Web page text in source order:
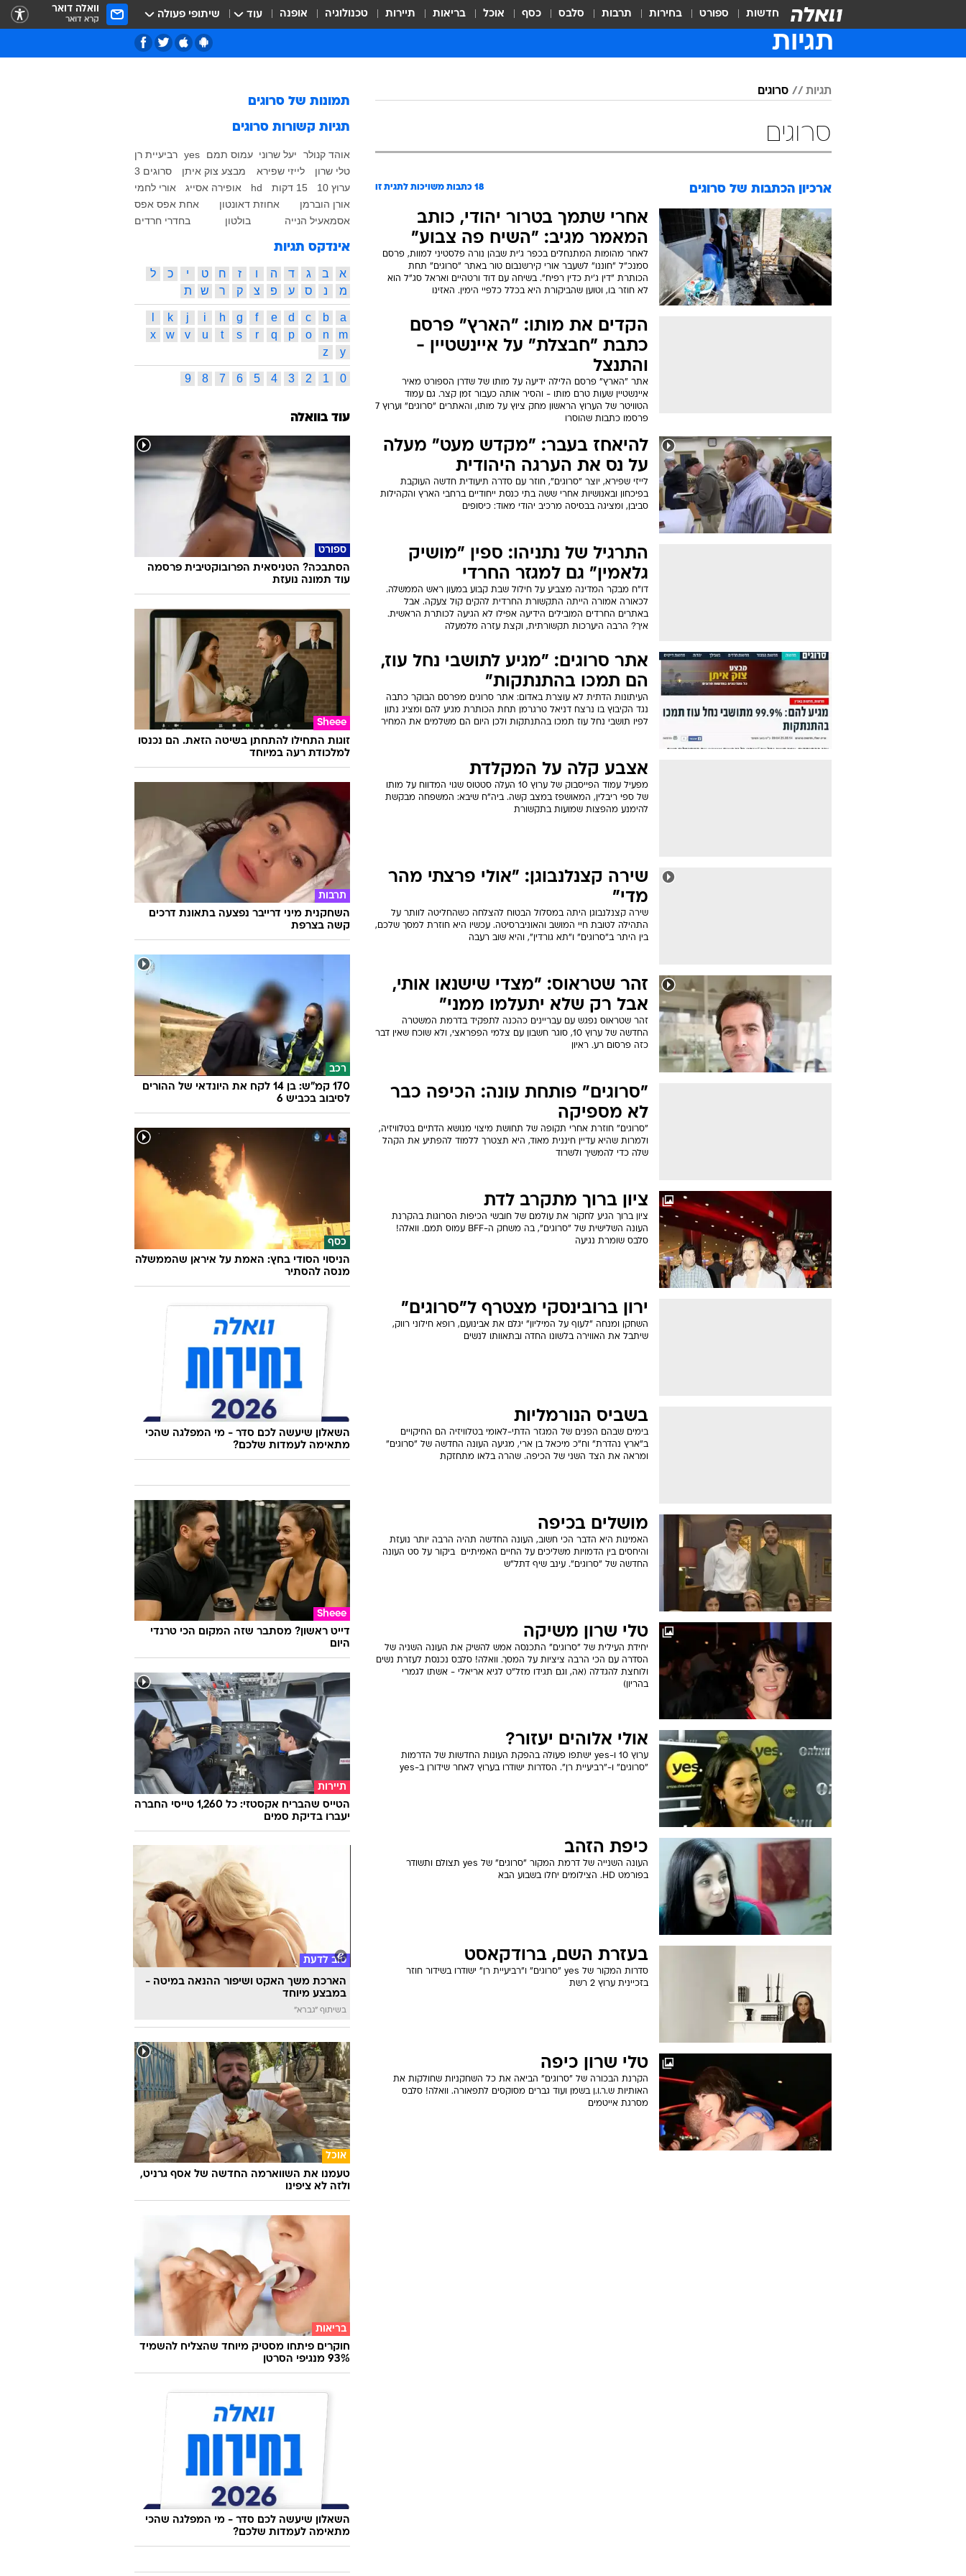
חדשות ספורט בחירות תרבות סלבס כסף אוכל בריאות תיירות טכנולוגיה אופנה עוד שיתופי פעולה וואלה דואר
קרא דואר
תגיות
תגיות סרוגים
סרוגים
ארכיון הכתבות של סרוגים 18 כתבות משויכות לתגית זו
אחרי שתמך בטרור יהודי, כותב
המאמר מגיב: "השיח פה צבוע"
לאחר מהומות המתנחלים בכפר ג'ית שבהן נורה פלסטיני למוות, פרסם
סמנכ"ל "חוננו" לשעבר אורי קירשנבום טור באתר "סרוגים" תחת
הכותרת "דין ג'ית כדין רפיח". בשיחה עם דוד ורטהיים ואראל סג"ל הוא
לא חוזר בו, וטוען שהביקורת היא בכלל כלפיי הימין. האזינו
הקדים את מותו: "הארץ" פרסם
כתבת "חבצלת" על איינשטיין -
והתנצל
אתר "הארץ" פרסם הלילה ידיעה על מותו של שדרן הספורט מאיר
איינשטיין שעות טרם מותו - והסיר אותה כעבור זמן קצר. גם עמוד
הטוויטר של הערוץ הראשון מחק ציוץ על מותו, והאתרים "סרוגים" וערוץ 7
פרסמו כתבות שהוסרו
להיאחז בעבר: "מקדש מעט" מעלה
על נס את הערגה היהודית
לייזי שפירא, יוצר "סרוגים", חוזר עם סדרה תיעודית חדשה העוקבת
בפיכחון ובאנושיות אחרי ששה בתי כנסת ייחודיים ברחבי הארץ והקהילות
סביבן, ומציגה בבסיסה מרכיב יהודי מאוד: כיסופים
התרגיל של נתניהו: ספין "מושיק
גלאמין" גם למגזר החרדי
דו"ח מבקר המדינה מצביע על חילול שבת קבוע במעון ראש הממשלה.
לכאורה אמורה הייתה התקשורת החרדית להקים קול צעקה. אבל
באתרים החרדים המובילים הידיעה אפילו לא הגיעה לכותרת הראשית.
איך? הרבה היערכות תקשורתית, וקצת עזרה מלמעלה
אתר סרוגים: "מגיע לתושבי נחל עוז,
הם תמכו בהתנתקות"
העיתונות הדתית לא עוצרת באדום: אתר סרוגים מפרסם הבוקר כתבה
נגד הקיבוץ בו נרצח דניאל טרגרמן תחת הכותרת מגיע להם ומציג נתון
לפיו תושבי נחל עוז תמכו בהתנתקות ולכן היום הם משלמים את המחיר
אצבע קלה על המקלדת
מפעיל עמוד הפייסבוק של ערוץ 10 העלה סטטוס שגוי המדווח על מותו
של ספי ריבלין, המאושפז במצב קשה. ביה"ח שיבא: המשפחה מבקשת
להימנע מהפצות שמועות בתקשורת
שירה קצנלנבוגן: "אולי פרצתי מהר
מדי"
שירה קצנלנבוגן היתה במסלול הבטוח להצלחה כשהחליטה לוותר על
התהילה לטובת חיי המושב והאוניברסיטה. עכשיו היא חוזרת למסך שלכם,
בין היתר ב"סרוגים" ו"תא גורדין", והיא שוב רעבה
זהר שטראוס: "מצדי שישנאו אותי,
אבל רק שלא יתעלמו ממני"
זהר שטראוס נפגש עם עבריינים כהכנה לתפקיד בדרמת המשטרה
החדשה של ערוץ 10, סוגר חשבון עם צלמי הפפראצי, ולא שוכח שאין דבר
כזה פרסום רע. ראיון
"סרוגים" פותחת עונה: הכיפה כבר
לא מספיקה
"סרוגים" חוזרת אחרי תקופה של תחושת מיצוי מנושא הדתיים בטלוויזיה,
ולמרות שהיא עדיין חיננית מאוד, היא תצטרך ללמוד להפתיע את הקהל
שלה כדי להמשיך ולשרוד
ציון ברוך מתקרב לדת
ציון ברוך הגיע לחקור את עולמם של חובשי הכיפות הסרוגות בהקרנת
העונה השלישית של "סרוגים", בה משחק ה-BFF עמוס תמם. וואלה!
סלבס שומרת נגיעה
ירון ברובינסקי מצטרף ל"סרוגים"
השחקן ומנחה "לעוף על המיליון" יגלם את אבינועם, רופא חילוני רווק,
שיתבל את האווירה בלשונו החדה ובתאוותו לנשים
בשביס הנורמליות
בימים שבהם הפנים של המגזר הדתי-לאומי בטלוויזיה הם החיקויים
ב"ארץ נהדרת" וח"כ מיכאל בן ארי, מגיעה העונה החדשה של "סרוגים"
ומראה את הצד השני של הכיפה. שהרה בלאו מתחזקת
מושלים בכיפה
האמינות היא הדבר הכי חשוב, העונה החדשה תהיה הרבה יותר נועזת
והיחסים בין הדמויות משליכים על החיים האמיתיים  ביקור על סט העונה
החדשה של "סרוגים". עינב שיף דתל"ש
טלי שרון משיקה
יחידת העילית של "סרוגים" התכנסה אמש להשיק את העונה השניה של
הסדרה עם הכי הרבה ציציות על המסך. וואלה! סלבס נכנסת לעזרת נשים
ולוחצת להגדלה (אה, וגם תגידו מזל"ט לגיא אריאלי - אשתו לגמרי
בהריון)
אולי אלוהים יעזור?
ערוץ 10 ו-yes ישתפו פעולה בהפקת העונות החדשות של הדרמות
"סרוגים" ו-"רביעיית רן". הסדרות ישודרו בערוץ לאחר שידורן ב-yes
כיפת הזהב
העונה השנייה של דרמת המקור "סרוגים" של yes תצולם ותשודר
בפורמט HD. הצילומים יחלו בשבוע הבא
בעזרת השם, ברודקאסט
סדרות המקור של yes "סרוגים" ו"רביעיית רן" ישודרו בשידור חוזר
בזכיינית ערוץ 2 רשת
טלי שרון כיפה
הקרנת הבכורה של "סרוגים" הביאה את כל השחקניות שחולקות את
האותיות ש.ר.ו.ן בשמן ועוד גברים מסוקסים לתפאורה. וואלה! סלבס
מסרגת אייטמים
תמונות של סרוגים
תגיות קשורות סרוגים
אוהד קנולר יעל שרוני עמוס תמם yes רביעיית רן
טלי שרון
לייזי שפירא מבצע צוק איתן
סרוגים 3
ערוץ 10
15 דקות hd אופירה אסייג
אורי לחמי
אורן הוברמן
אחוזת דאונטון
אחת אפס אפס
אסמאעיל הנייה
בולטון בחדרי חרדים
אינדקס תגיות
א ב ג ד ה ו ז ח ט י כ
ל
מ
נ ס ע פ צ ק ר ש ת
a
b
c
d
e
f
g
h
i
j
k
m
n
o
p
q
r
s
t
u
v
w
x
y
z
0
1
2
3
4
5
6
7
8
9
עוד בוואלה
ספורט
הסתבכה? הטניסאית הפרובוקטיבית פרסמה
עוד תמונה נועזת
Sheee
זוגות התחילו להתחתן בשיטה הזאת. הם נכנסו
למלכודת רעה במיוחד
תרבות
השחקנית מיני דרייבר נפצעה בתאונת דרכים
קשה בצרפת
רכב
170 קמ"ש: בן 14 לקח את היונדאי של ההורים
לסיבוב בכביש 6
כסף
הניסוי הסודי בחץ: האמת על איראן שהממשלה
מנסה להסתיר
השאלון שיעשה לכם סדר - מי המפלגה שהכי
מתאימה לעמדות שלכם?
Sheee
דייט ראשון? מסתבר שזה המקום הכי טרנדי
היום
תיירות
הטייס שהבריח אקסטזי: כל 1,260 טייסי החברה
יעברו בדיקת סמים
טוב לדעת
הארכת משך האקט ושיפור ההנאה במיטה -
במבצע מיוחד
בשיתוף "גברא"
אוכל
טעמנו את השווארמה החדשה של אסף גרניט,
ולזה לא ציפינו
בריאות
חוקרים פיתחו מסטיק מיוחד שהצליח להשמיד
93% מנגיפי הסרטן
השאלון שיעשה לכם סדר - מי המפלגה שהכי
מתאימה לעמדות שלכם?